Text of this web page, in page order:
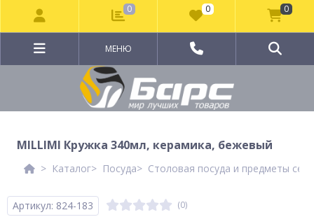
МЕНЮ
MILLIMI Кружка 340мл, керамика, бежевый
Каталог Посуда Столовая посуда и предметы
Артикул: 824-183 (0)
0 0 0